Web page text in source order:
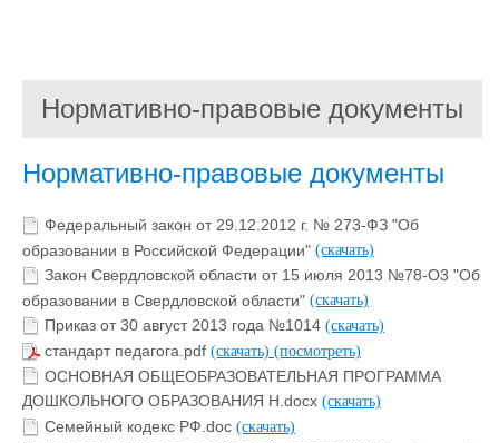
Нормативно-правовые документы
Нормативно-правовые документы
Федеральный закон от 29.12.2012 г. № 273-ФЗ "Об
образовании в Российской Федерации" (скачать)
Закон Свердловской области от 15 июля 2013 №78-О3 "Об
образовании в Свердловской области" (скачать)
Приказ от 30 август 2013 года №1014 (скачать)
стандарт педагога.pdf (скачать) (посмотреть)
ОСНОВНАЯ ОБЩЕОБРАЗОВАТЕЛЬНАЯ ПРОГРАММА
ДОШКОЛЬНОГО ОБРАЗОВАНИЯ Н.docx (скачать)
Семейный кодекс РФ.doc (скачать)